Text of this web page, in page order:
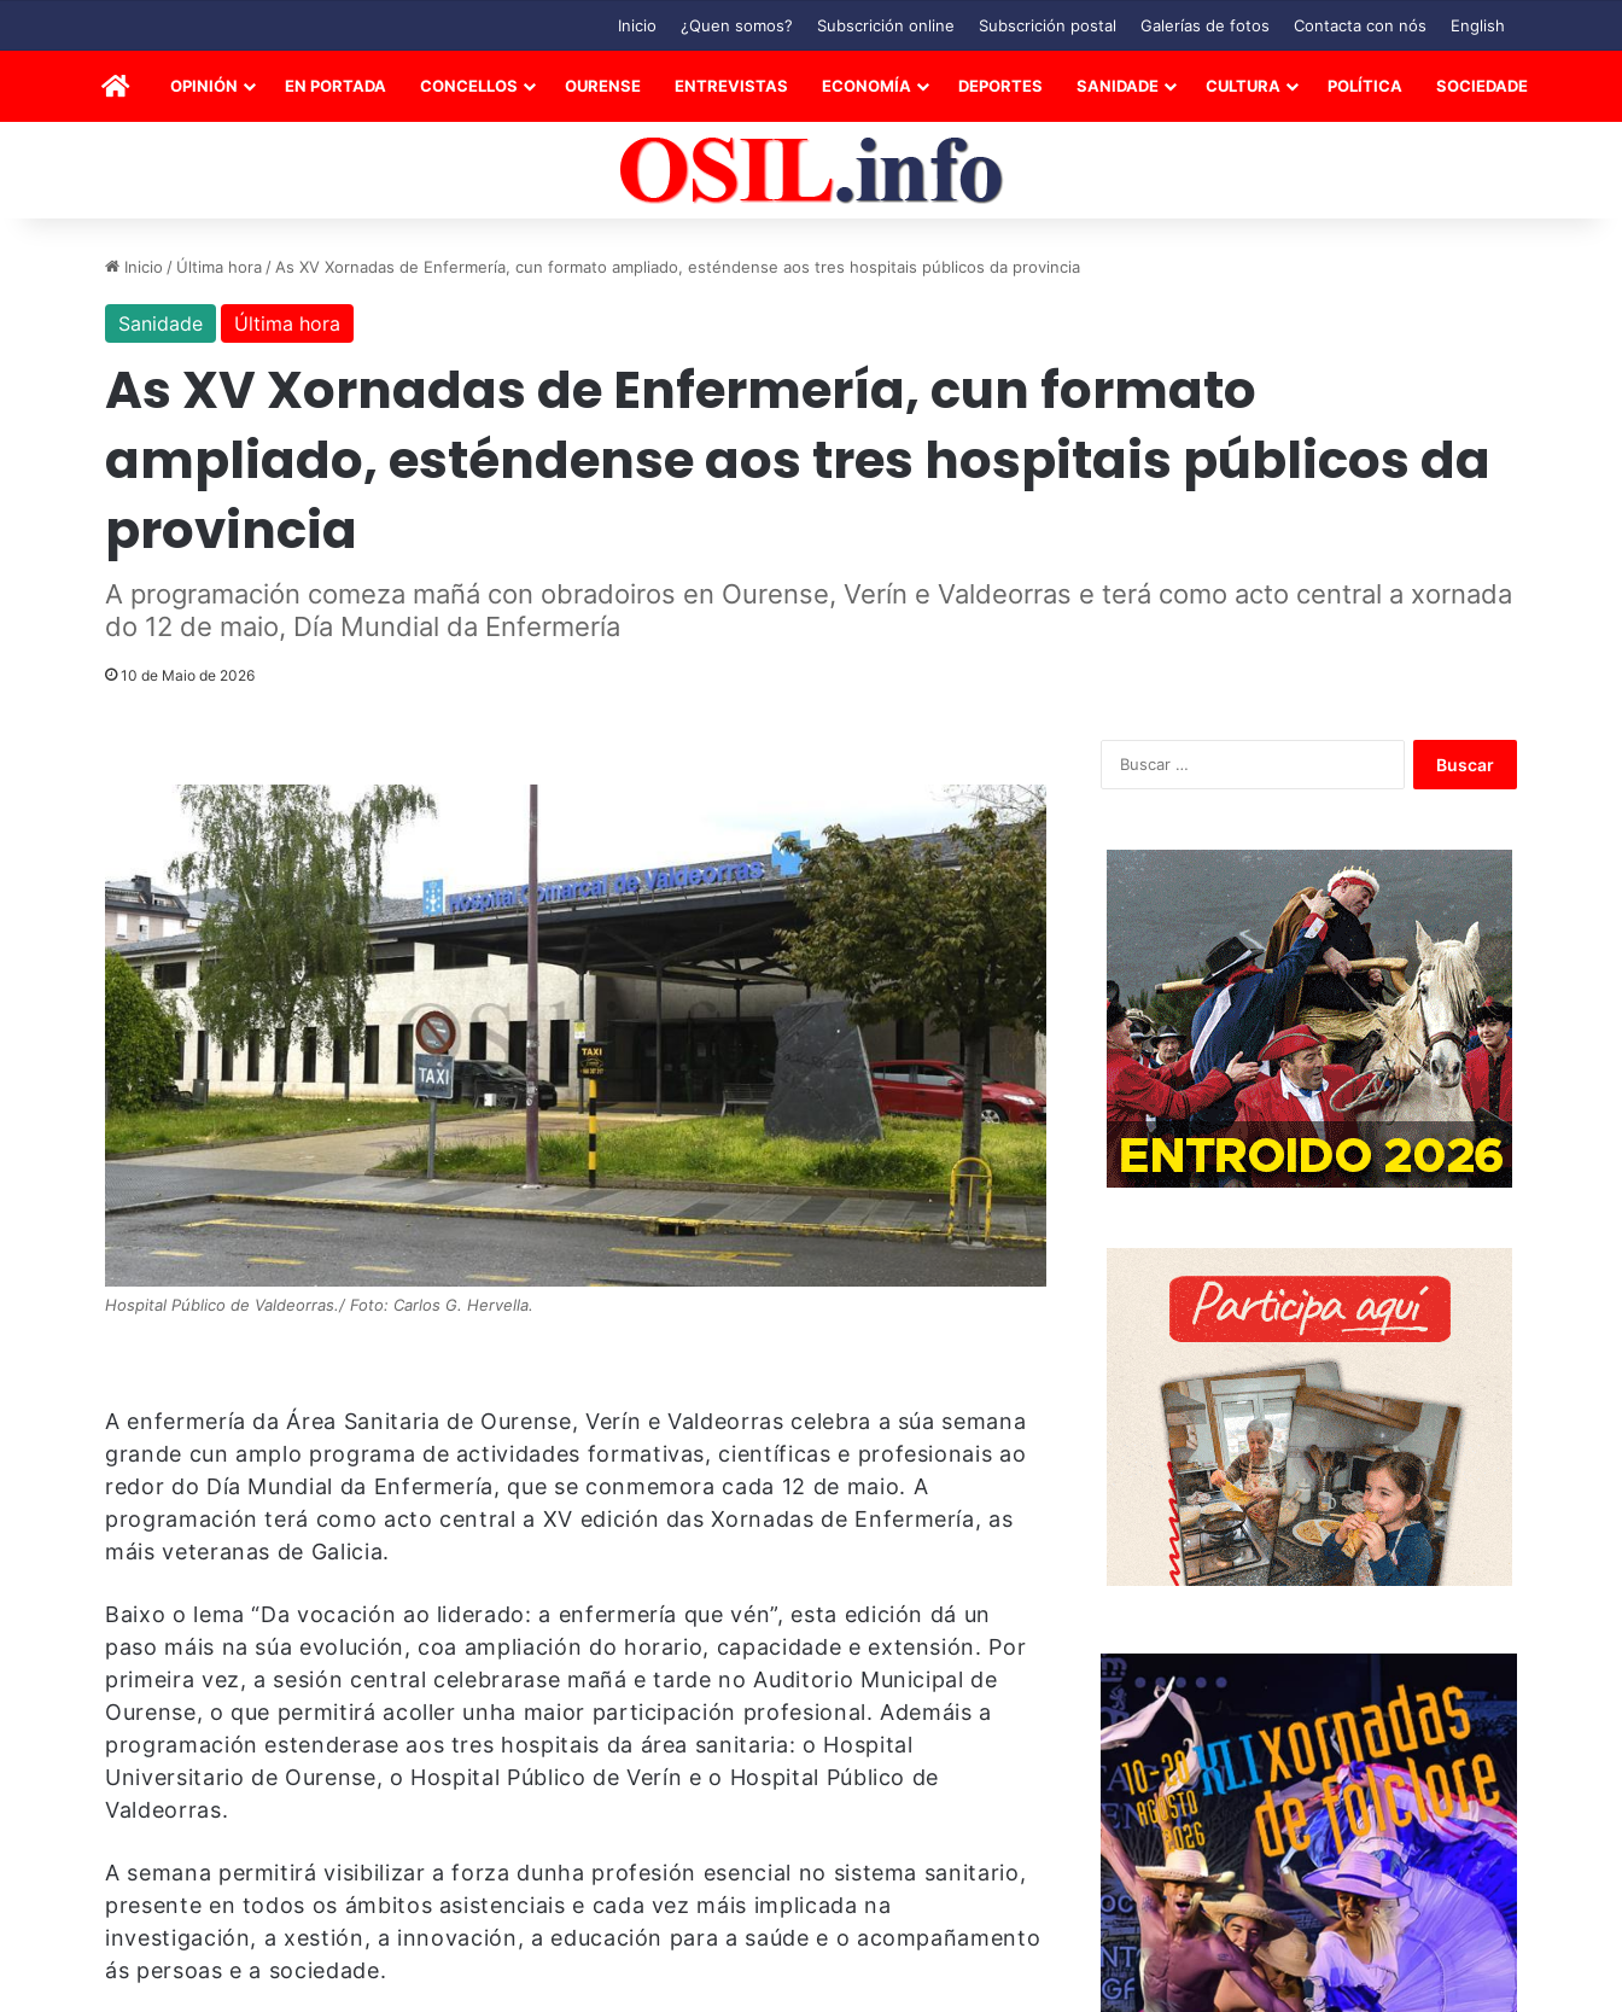
Inicio ¿Quen somos? Subscrición online Subscrición postal Galerías de fotos Contacta con nós English
INICIOOPINIÓN EN PORTADA CONCELLOS OURENSE ENTREVISTAS ECONOMÍA DEPORTES SANIDADE CULTURA POLÍTICA SOCIEDADE
Inicio / Última hora / As XV Xornadas de Enfermería, cun formato ampliado, esténdense aos tres hospitais públicos da provincia
Sanidade Última hora
As XV Xornadas de Enfermería, cun formato
ampliado, esténdense aos tres hospitais públicos da
provincia
A programación comeza mañá con obradoiros en Ourense, Verín e Valdeorras e terá como acto central a xornada
do 12 de maio, Día Mundial da Enfermería
10 de Maio de 2026
Hospital Público de Valdeorras./ Foto: Carlos G. Hervella.
A enfermería da Área Sanitaria de Ourense, Verín e Valdeorras celebra a súa semana
grande cun amplo programa de actividades formativas, científicas e profesionais ao
redor do Día Mundial da Enfermería, que se conmemora cada 12 de maio. A
programación terá como acto central a XV edición das Xornadas de Enfermería, as
máis veteranas de Galicia.
Baixo o lema “Da vocación ao liderado: a enfermería que vén”, esta edición dá un
paso máis na súa evolución, coa ampliación do horario, capacidade e extensión. Por
primeira vez, a sesión central celebrarase mañá e tarde no Auditorio Municipal de
Ourense, o que permitirá acoller unha maior participación profesional. Ademáis a
programación estenderase aos tres hospitais da área sanitaria: o Hospital
Universitario de Ourense, o Hospital Público de Verín e o Hospital Público de
Valdeorras.
A semana permitirá visibilizar a forza dunha profesión esencial no sistema sanitario,
presente en todos os ámbitos asistenciais e cada vez máis implicada na
investigación, a xestión, a innovación, a educación para a saúde e o acompañamento
ás persoas e a sociedade.
a
r
: